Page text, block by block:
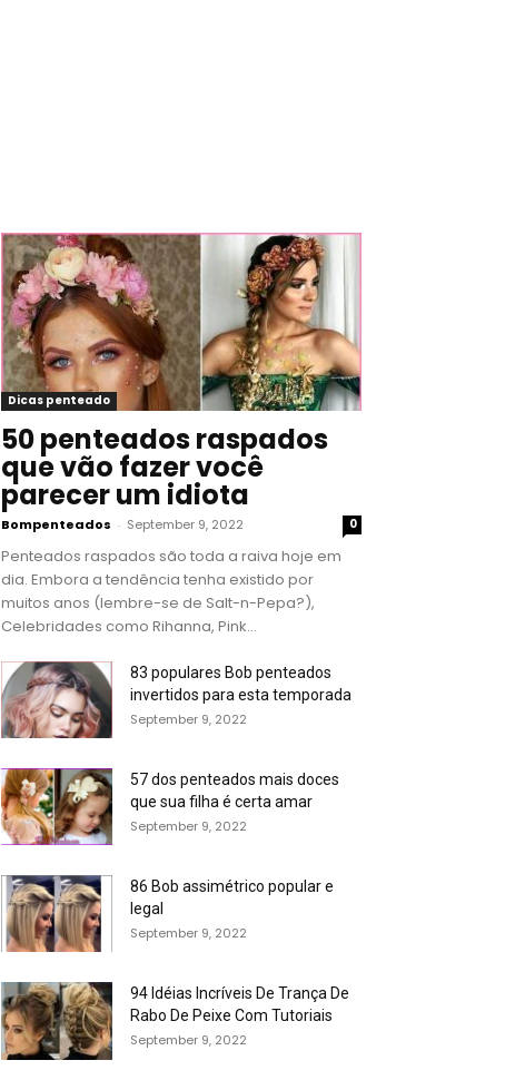
Dicas penteado
50 penteados raspados
que vão fazer você
parecer um idiota
Bompenteados - September 9, 2022 0
Penteados raspados são toda a raiva hoje em
dia. Embora a tendência tenha existido por
muitos anos (lembre-se de Salt-n-Pepa?),
Celebridades como Rihanna, Pink...
83 populares Bob penteados
invertidos para esta temporada
September 9, 2022
57 dos penteados mais doces
que sua filha é certa amar
September 9, 2022
86 Bob assimétrico popular e
legal
September 9, 2022
94 Idéias Incríveis De Trança De
Rabo De Peixe Com Tutoriais
September 9, 2022